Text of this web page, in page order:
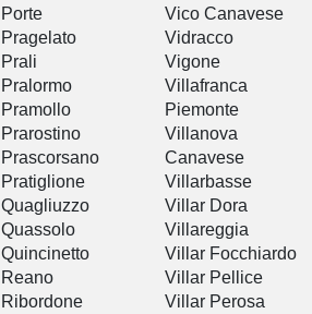
Porte
Pragelato
Prali
Pralormo
Pramollo
Prarostino
Prascorsano
Pratiglione
Quagliuzzo
Quassolo
Quincinetto
Reano
Ribordone
Vico Canavese
Vidracco
Vigone
Villafranca
Piemonte
Villanova
Canavese
Villarbasse
Villar Dora
Villareggia
Villar Focchiardo
Villar Pellice
Villar Perosa